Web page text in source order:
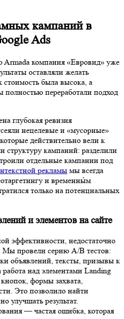
кампаний в
Ads
компания «Евровид» уже
оставляли желать
была высока, а
полностью переработали подход
глубокая ревизия
нецелевые и «мусорные»
действительно вели к
структуру кампаний: разделили
отдельные кампании под
рекламы мы всегда
и временны́м
только на потенциальных
и элементов на сайте
эффективности, недостаточно
Мы провели серию A/B тестов:
объявлений, тексты, призывы к
над элементами Landing
формы захвата,
Это позволило найти
улучшать результат.
— частая ошибка, которая